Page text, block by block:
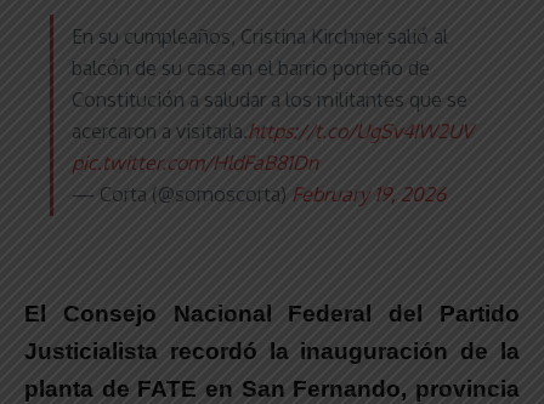
En su cumpleaños, Cristina Kirchner salió al
balcón de su casa en el barrio porteño de
Constitución a saludar a los militantes que se
acercaron a visitarla.https://t.co/UgSv4IW2UV
pic.twitter.com/HldFaB81Dn
— Corta (@somoscorta) February 19, 2026
El Consejo Nacional Federal del Partido
Justicialista recordó la inauguración de la
planta de FATE en San Fernando, provincia